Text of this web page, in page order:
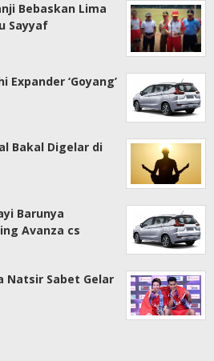
Bebaskan Lima
Sayyaf
‘Goyang’
Bakal Digelar di
Barunya
Avanza cs
Natsir Sabet Gelar